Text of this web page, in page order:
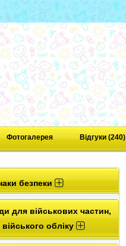
Фотогалерея Відгуки (240)
безпеки
для військових частин,
війського обліку